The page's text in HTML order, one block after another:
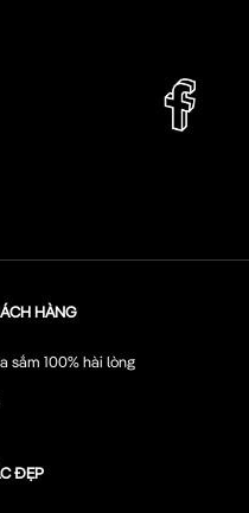
HÀNG
sắm 100% hài lòng
ĐẸP